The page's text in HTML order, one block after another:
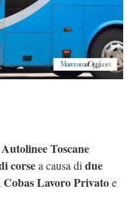
Autolinee Toscane
corsea causa di due
Cobas Lavoro Privatoe